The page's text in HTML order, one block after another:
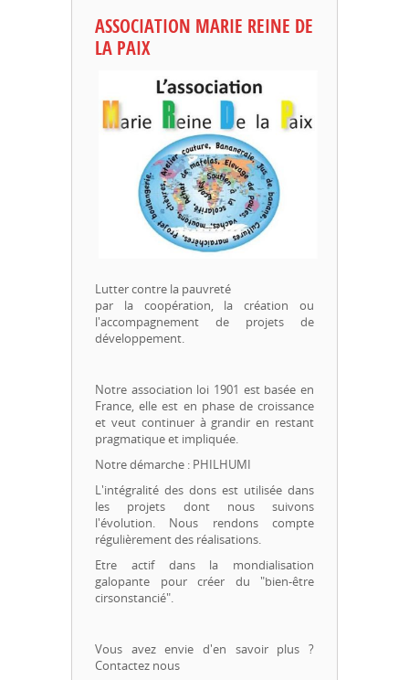
ASSOCIATION MARIE REINE DE
LA PAIX
Lutter contre la pauvreté
par la coopération, la création ou
l'accompagnement de projets de
développement.
Notre association loi 1901 est basée en
France, elle est en phase de croissance
et veut continuer à grandir en restant
pragmatique et impliquée.
Notre démarche : PHILHUMI
L'intégralité des dons est utilisée dans
les projets dont nous suivons
l'évolution. Nous rendons compte
régulièrement des réalisations.
Etre actif dans la mondialisation
galopante pour créer du "bien-être
cirsonstancié".
Vous avez envie d'en savoir plus ?
Contactez nous